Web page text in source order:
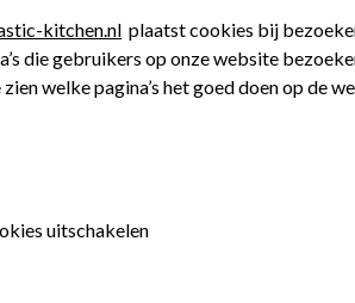
kitchen.nl plaatst cookies bij
die gebruikers op onze website
zien welke pagina’s het goed doen op de
uitschakelen